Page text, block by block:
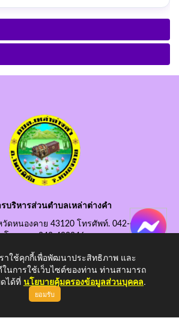
รบริหารส่วนตำบลเหล่าต่างคำ
ดหนองคาย 43120 โทรศัพท์. 042-490845
โทรสาร. 042-490846
ง. saraban@laotangkham.go.th
ราใช้คุกกี้เพื่อพัฒนาประสิทธิภาพ และ
นการใช้เว็บไซต์ของท่าน ท่านสามารถ
ได้ที่ นโยบายคุ้มครองข้อมูลส่วนบุคคล.
ยอมรับ